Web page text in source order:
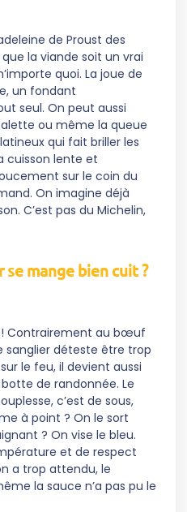
de Proust des
la viande soit un vrai
quoi. La joue de
un fondant
seul. On peut aussi
ou même la queue
qui fait briller les
cuisson lente et
sur le coin du
On imagine déjà
C’est pas du Michelin,
se mange bien cuit ?
Contrairement au bœuf
sanglier déteste être trop
le feu, il devient aussi
de randonnée. Le
c’est de sous,
à point ? On le sort
? On vise le bleu.
et de respect
a trop attendu, le
la sauce n’a pas pu le